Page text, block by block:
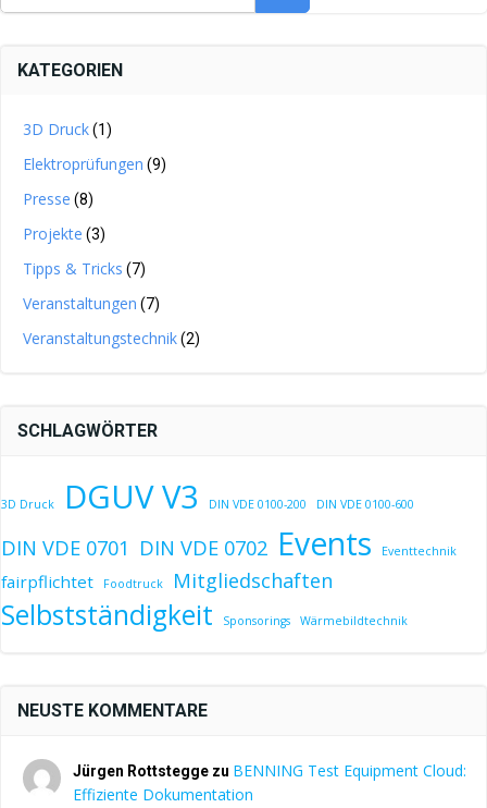
KATEGORIEN
3D Druck(1)
Elektroprüfungen (9)
Presse (8)
Projekte (3)
Tipps & Tricks (7)
Veranstaltungen (7)
Veranstaltungstechnik(2)
SCHLAGWÖRTER
3D Druck DGUV V3 DIN VDE 0100-200 DIN VDE 0100-600
DIN VDE 0701 DIN VDE 0702 Events Eventtechnik
fairpflichtet Foodtruck Mitgliedschaften
Selbstständigkeit Sponsorings Wärmebildtechnik
NEUSTE KOMMENTARE
Jürgen Rottsteggezu BENNING Test Equipment Cloud:
Effiziente Dokumentation